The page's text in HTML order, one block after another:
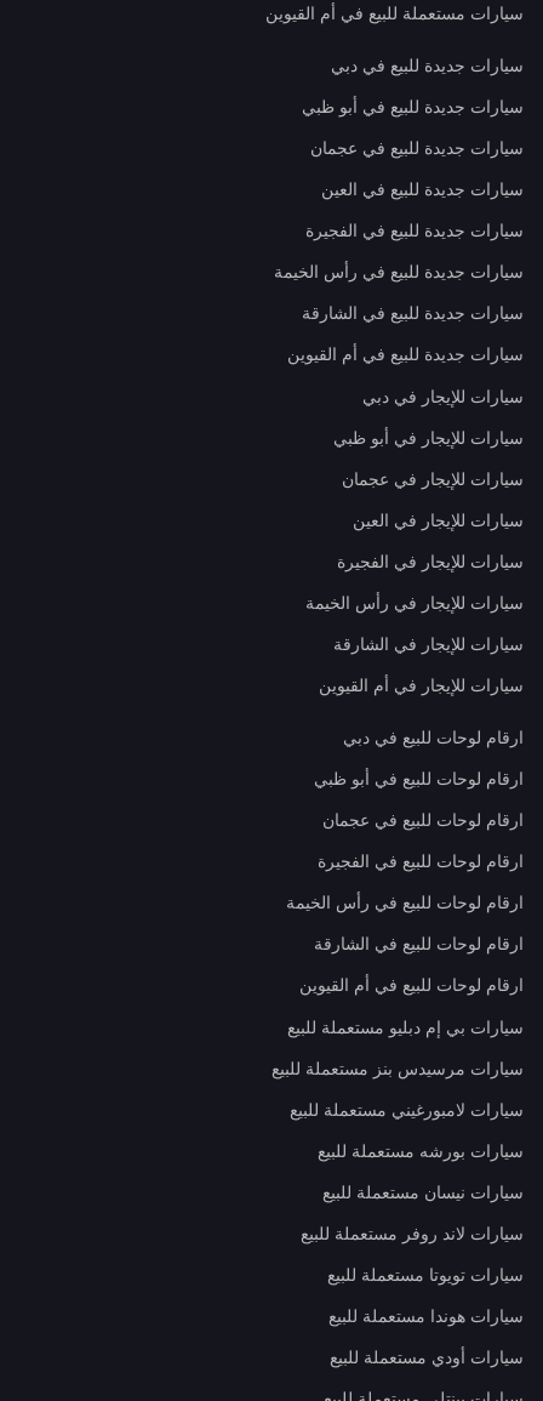
سيارات مستعملة للبيع في أم القيوين
سيارات جديدة للبيع في دبي
سيارات جديدة للبيع في أبو ظبي
سيارات جديدة للبيع في عجمان
سيارات جديدة للبيع في العين
سيارات جديدة للبيع في الفجيرة
سيارات جديدة للبيع في رأس الخيمة
سيارات جديدة للبيع في الشارقة
سيارات جديدة للبيع في أم القيوين
سيارات للإيجار في دبي
سيارات للإيجار في أبو ظبي
سيارات للإيجار في عجمان
سيارات للإيجار في العين
سيارات للإيجار في الفجيرة
سيارات للإيجار في رأس الخيمة
سيارات للإيجار في الشارقة
سيارات للإيجار في أم القيوين
ارقام لوحات للبيع في دبي
ارقام لوحات للبيع في أبو ظبي
ارقام لوحات للبيع في عجمان
ارقام لوحات للبيع في الفجيرة
ارقام لوحات للبيع في رأس الخيمة
ارقام لوحات للبيع في الشارقة
ارقام لوحات للبيع في أم القيوين
سيارات بي إم دبليو مستعملة للبيع
سيارات مرسيدس بنز مستعملة للبيع
سيارات لامبورغيني مستعملة للبيع
سيارات بورشه مستعملة للبيع
سيارات نيسان مستعملة للبيع
سيارات لاند روفر مستعملة للبيع
سيارات تويوتا مستعملة للبيع
سيارات هوندا مستعملة للبيع
سيارات أودي مستعملة للبيع